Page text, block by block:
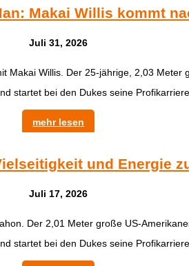
Makai Willis kommt
Juli 31, 2026
Makai Willis. Der 25-jährige, 2,03
startet bei den Dukes seine Profikarriere.
mehr lesen
und Energie
Juli 17, 2026
Der 2,01 Meter große US-
startet bei den Dukes seine Profikarriere.